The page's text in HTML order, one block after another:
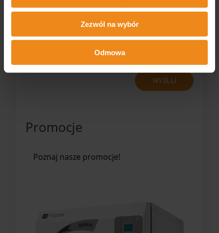
Zezwól na wybór
Odmowa
WYŚLIJ
Promocje
Poznaj nasze promocje!